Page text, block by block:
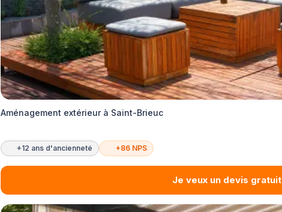
Aménagement extérieur à Saint-Brieuc
+12 ans d'ancienneté +86 NPS
Je veux un devis gratuit